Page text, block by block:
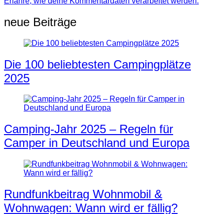
neue Beiträge
Die 100 beliebtesten Campingplätze
2025
Camping-Jahr 2025 – Regeln für
Camper in Deutschland und Europa
Rundfunkbeitrag Wohnmobil &
Wohnwagen: Wann wird er fällig?